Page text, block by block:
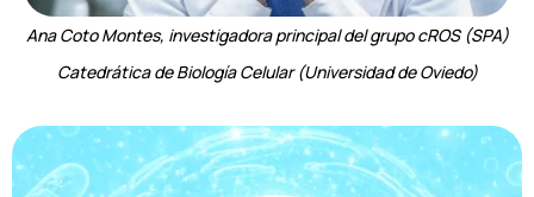
Ana Coto Montes, investigadora principal del grupo cROS (SPA)
Catedrática de Biología Celular (Universidad de Oviedo)